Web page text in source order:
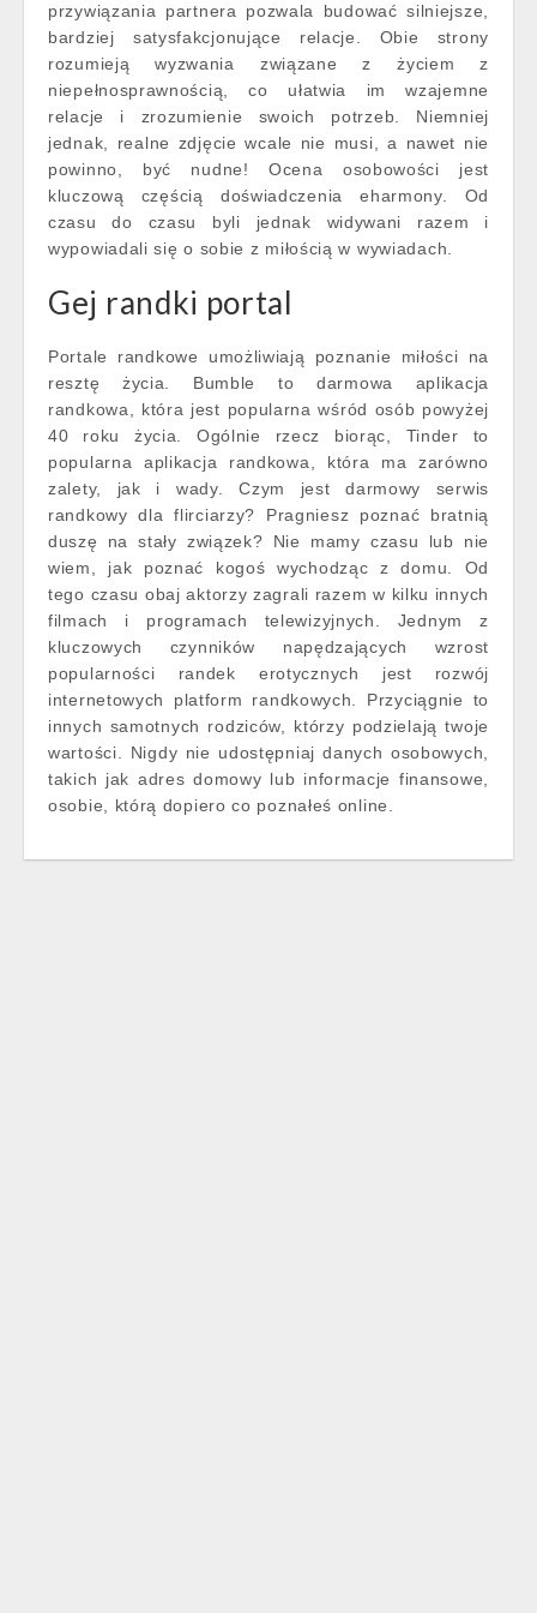
przywiązania partnera pozwala budować silniejsze,
bardziej satysfakcjonujące relacje. Obie strony
rozumieją wyzwania związane z życiem z
niepełnosprawnością, co ułatwia im wzajemne
relacje i zrozumienie swoich potrzeb. Niemniej
jednak, realne zdjęcie wcale nie musi, a nawet nie
powinno, być nudne! Ocena osobowości jest
kluczową częścią doświadczenia eharmony. Od
czasu do czasu byli jednak widywani razem i
wypowiadali się o sobie z miłością w wywiadach.
Gej randki portal
Portale randkowe umożliwiają poznanie miłości na
resztę życia. Bumble to darmowa aplikacja
randkowa, która jest popularna wśród osób powyżej
40 roku życia. Ogólnie rzecz biorąc, Tinder to
popularna aplikacja randkowa, która ma zarówno
zalety, jak i wady. Czym jest darmowy serwis
randkowy dla flirciarzy? Pragniesz poznać bratnią
duszę na stały związek? Nie mamy czasu lub nie
wiem, jak poznać kogoś wychodząc z domu. Od
tego czasu obaj aktorzy zagrali razem w kilku innych
filmach i programach telewizyjnych. Jednym z
kluczowych czynników napędzających wzrost
popularności randek erotycznych jest rozwój
internetowych platform randkowych. Przyciągnie to
innych samotnych rodziców, którzy podzielają twoje
wartości. Nigdy nie udostępniaj danych osobowych,
takich jak adres domowy lub informacje finansowe,
osobie, którą dopiero co poznałeś online.